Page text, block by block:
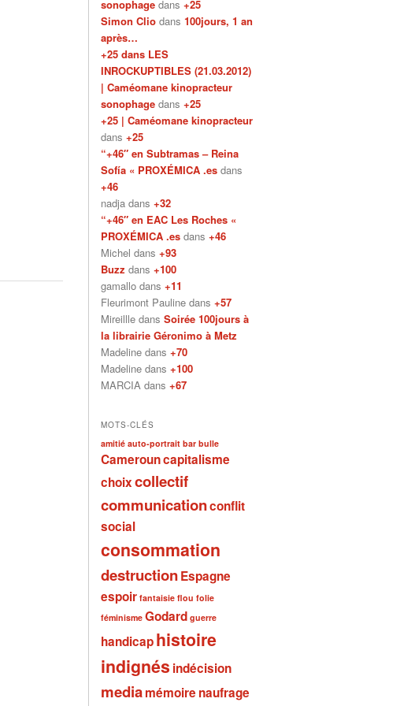
sonophagedans +25
Simon Cliodans 100jours, 1 an
après…
+25 dans LES
INROCKUPTIBLES (21.03.2012)
| Caméomane kinopracteur
sonophagedans +25
+25 | Caméomane kinopracteur
dans +25
“+46″ en Subtramas – Reina
Sofía « PROXÉMICA .esdans
+46
nadja dans +32
“+46″ en EAC Les Roches «
PROXÉMICA .esdans +46
Michel dans +93
Buzz dans +100
gamallo dans +11
Fleurimont Pauline dans +57
Mireillle dans Soirée 100jours à
la librairie Géronimo à Metz
Madeline dans +70
Madeline dans +100
MARCIA dans +67
MOTS-CLÉS
amitié auto-portrait bar bulle
Camerouncapitalisme
choixcollectif
communicationconflit
social
consommation
destructionEspagne
espoir fantaisie flou folie
féminisme Godard guerre
handicaphistoire
indignés indécision
mediamémoire naufrage